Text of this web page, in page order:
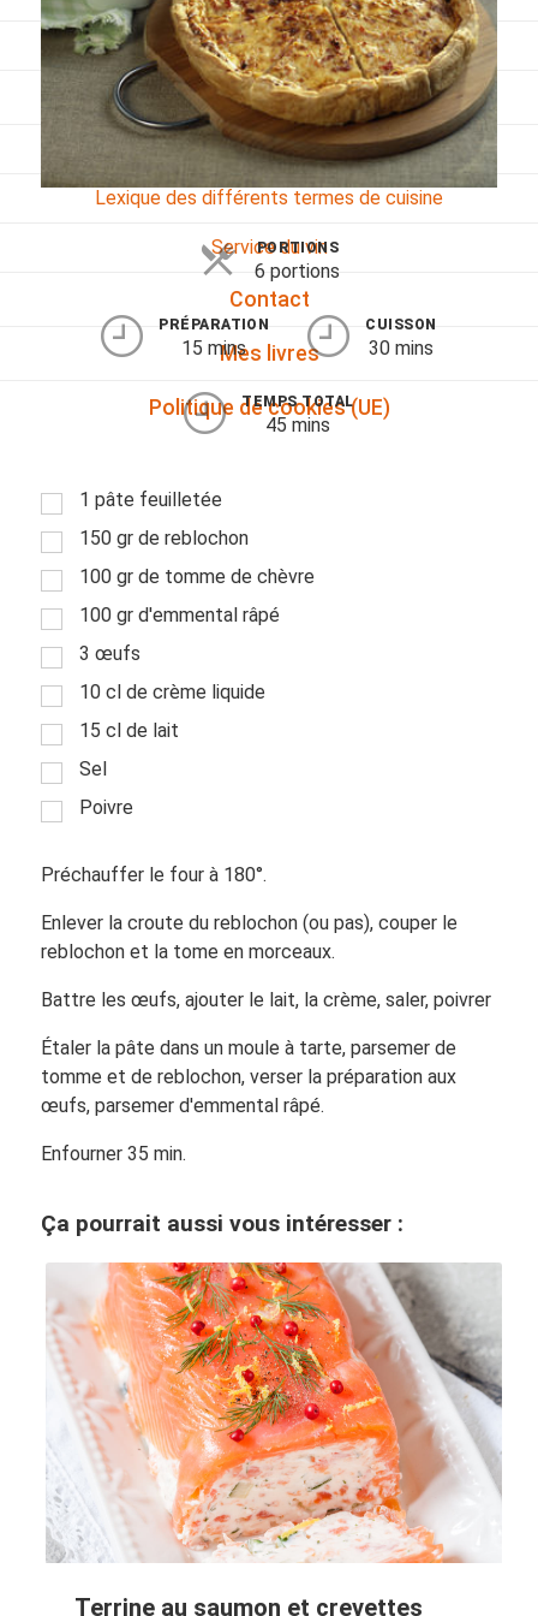
Viandes
Pratique
Mesures conversions
Lexique des différents termes de cuisine
Service du vin
Contact
Mes livres
Politique de cookies (UE)
PORTIONS
6 portions
PRÉPARATION
15 mins
CUISSON
30 mins
TEMPS TOTAL
45 mins
1 pâte feuilletée
150 gr de reblochon
100 gr de tomme de chèvre
100 gr d'emmental râpé
3 œufs
10 cl de crème liquide
15 cl de lait
Sel
Poivre
Préchauffer le four à 180°.
Enlever la croute du reblochon (ou pas), couper le
reblochon et la tome en morceaux.
Battre les œufs, ajouter le lait, la crème, saler, poivrer
Étaler la pâte dans un moule à tarte, parsemer de
tomme et de reblochon, verser la préparation aux
œufs, parsemer d'emmental râpé.
Enfourner 35 min.
Ça pourrait aussi vous intéresser :
Terrine au saumon et crevettes